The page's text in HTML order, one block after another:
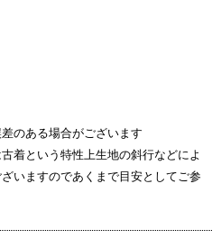
のある場合がございます
着という特性上生地の斜行などによ
いますのであくまで目安としてご参